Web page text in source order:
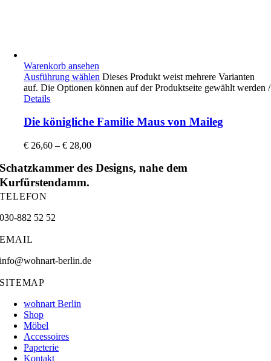
Warenkorb ansehen
Ausführung wählen Dieses Produkt weist mehrere Varianten
auf. Die Optionen können auf der Produktseite gewählt werden/
Details
Die königliche Familie Maus von Maileg
€ 26,60 –€ 28,00
Schatzkammer des Designs, nahe dem
Kurfürstendamm.
TELEFON
030-882 52 52
EMAIL
info@wohnart-berlin.de
SITEMAP
wohnart Berlin
Shop
Möbel
Accessoires
Papeterie
Kontakt